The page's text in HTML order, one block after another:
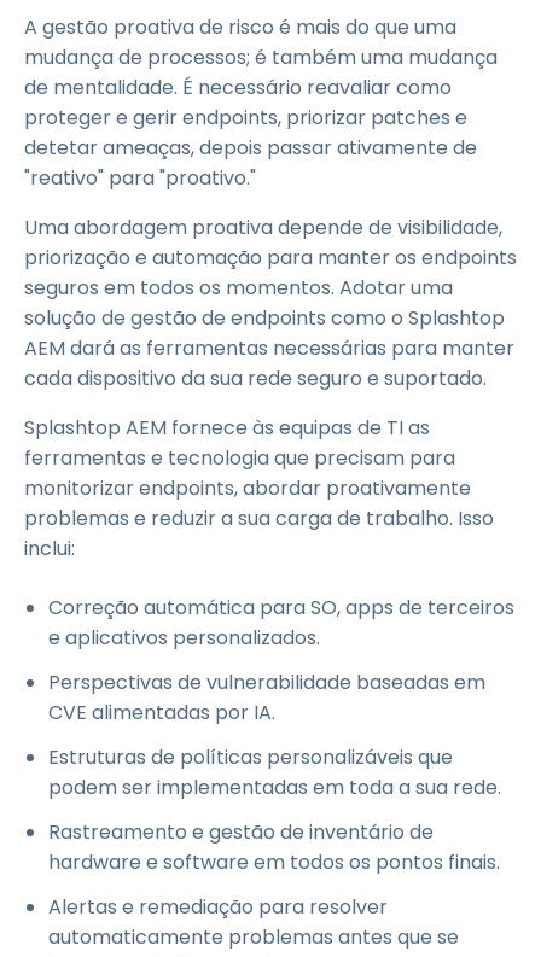
A gestão proativa de risco é mais do que uma
mudança de processos; é também uma mudança
de mentalidade. É necessário reavaliar como
proteger e gerir endpoints, priorizar patches e
detetar ameaças, depois passar ativamente de
"reativo" para "proativo."
Uma abordagem proativa depende de visibilidade,
priorização e automação para manter os endpoints
seguros em todos os momentos. Adotar uma
solução de gestão de endpoints como o Splashtop
AEM dará as ferramentas necessárias para manter
cada dispositivo da sua rede seguro e suportado.
Splashtop AEM fornece às equipas de TI as
ferramentas e tecnologia que precisam para
monitorizar endpoints, abordar proativamente
problemas e reduzir a sua carga de trabalho. Isso
inclui:
Correção automática para SO, apps de terceiros
e aplicativos personalizados.
Perspectivas de vulnerabilidade baseadas em
CVE alimentadas por IA.
Estruturas de políticas personalizáveis que
podem ser implementadas em toda a sua rede.
Rastreamento e gestão de inventário de
hardware e software em todos os pontos finais.
Alertas e remediação para resolver
automaticamente problemas antes que se